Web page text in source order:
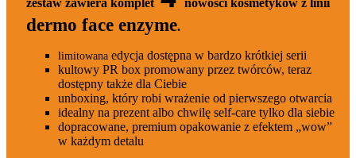
dermo face enzyme.
limitowana edycja dostępna w bardzo krótkiej serii
kultowy PR box promowany przez twórców, teraz
dostępny także dla Ciebie
unboxing, który robi wrażenie od pierwszego otwarcia
idealny na prezent albo chwilę self-care tylko dla siebie
dopracowane, premium opakowanie z efektem „wow”
w każdym detalu